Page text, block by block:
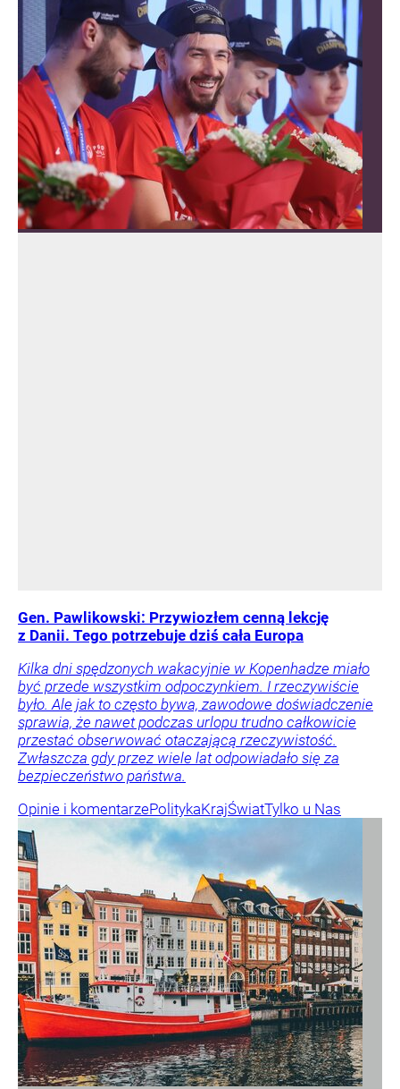
Gen. Pawlikowski: Przywiozłem cenną lekcję
z Danii. Tego potrzebuje dziś cała Europa
Kilka dni spędzonych wakacyjnie w Kopenhadze miało
być przede wszystkim odpoczynkiem. I rzeczywiście
było. Ale jak to często bywa, zawodowe doświadczenie
sprawia, że nawet podczas urlopu trudno całkowicie
przestać obserwować otaczającą rzeczywistość.
Zwłaszcza gdy przez wiele lat odpowiadało się za
bezpieczeństwo państwa.
Opinie i komentarzePolitykaKrajŚwiatTylko u Nas